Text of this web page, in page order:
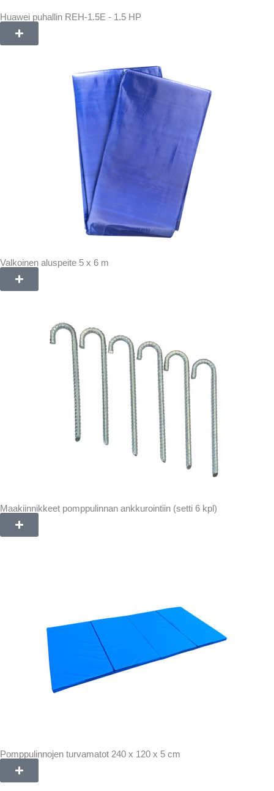
Huawei puhallin REH-1.5E - 1.5 HP
Valkoinen aluspeite 5 x 6 m
Maakiinnikkeet pomppulinnan ankkurointiin (setti 6 kpl)
Pomppulinnojen turvamatot 240 x 120 x 5 cm